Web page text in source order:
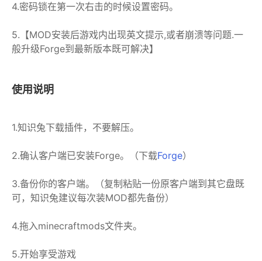
4.密码锁在第一次右击的时候设置密码。
5.【MOD安装后游戏内出现英文提示,或者崩溃等问题.一
般升级Forge到最新版本既可解决】
使用说明
1.知识兔下载插件，不要解压。
2.确认客户端已安装Forge。（下载Forge）
3.备份你的客户端。（复制粘贴一份原客户端到其它盘既
可，知识兔建议每次装MOD都先备份）
4.拖入minecraftmods文件夹。
5.开始享受游戏